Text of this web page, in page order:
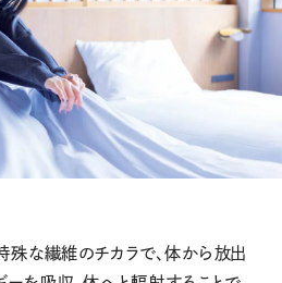
殊な繊維のチカラで、体から放出